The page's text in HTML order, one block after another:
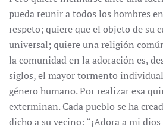
pueda reunir a todos los hombres
respeto; quiere que el objeto de su
universal; quiere una religión
la comunidad en la adoración es,
siglos, el mayor tormento
género humano. Por realizar esa
exterminan. Cada pueblo se ha
dicho a su vecino: “¡Adora a mi